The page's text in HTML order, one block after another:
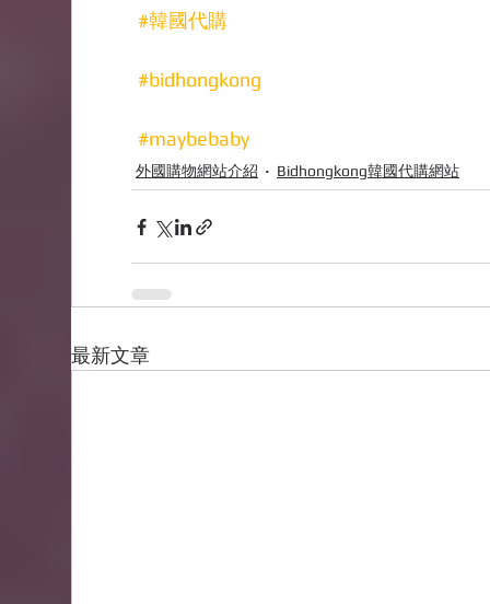
#韓國代購
#bidhongkong
#maybebaby
外國購物網站介紹 Bidhongkong韓國代購網站
最新文章